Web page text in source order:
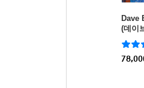
Dave
(데이
me